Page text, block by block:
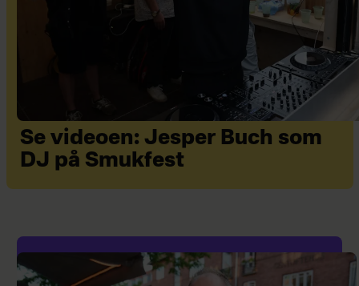
Se videoen: Jesper Buch som
DJ på Smukfest